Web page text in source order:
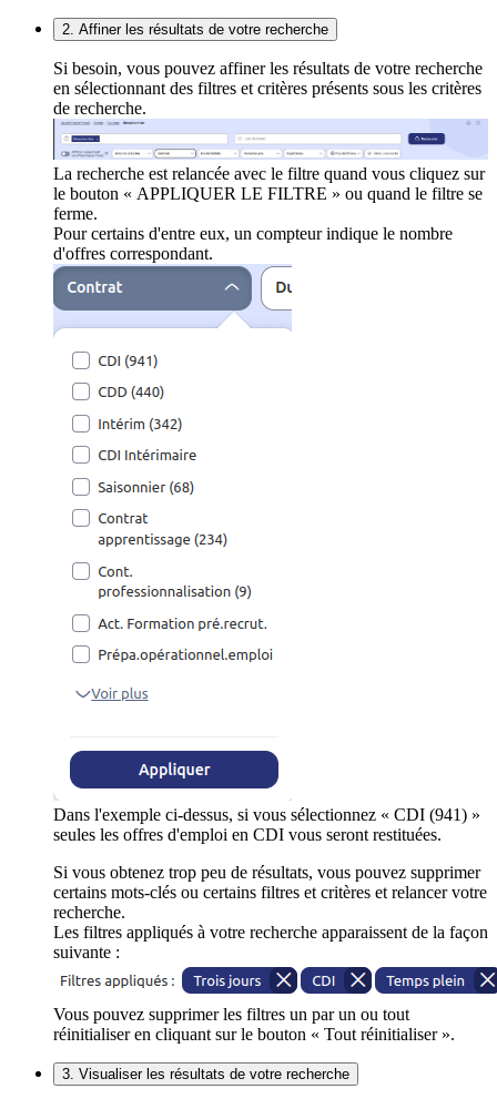
2. Affiner les résultats de votre recherche
Si besoin, vous pouvez affiner les résultats de votre recherche
en sélectionnant des filtres et critères présents sous les critères
de recherche.
La recherche est relancée avec le filtre quand vous cliquez sur
le bouton « APPLIQUER LE FILTRE » ou quand le filtre se
ferme.
Pour certains d'entre eux, un compteur indique le nombre
d'offres correspondant.
Dans l'exemple ci-dessus, si vous sélectionnez « CDI (941) »
seules les offres d'emploi en CDI vous seront restituées.
Si vous obtenez trop peu de résultats, vous pouvez supprimer
certains mots-clés ou certains filtres et critères et relancer votre
recherche.
Les filtres appliqués à votre recherche apparaissent de la façon
suivante :
Vous pouvez supprimer les filtres un par un ou tout
réinitialiser en cliquant sur le bouton « Tout réinitialiser ».
3. Visualiser les résultats de votre recherche